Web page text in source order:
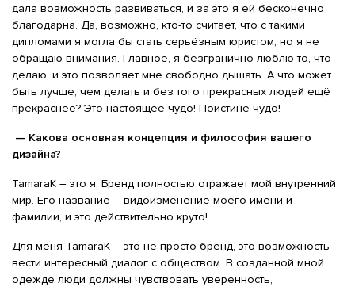
дала возможность развиваться, и за это я ей бесконечно
благодарна. Да, возможно, кто-то считает, что с такими
дипломами я могла бы стать серьёзным юристом, но я не
обращаю внимания. Главное, я безгранично люблю то, что
делаю, и это позволяет мне свободно дышать. А что может
быть лучше, чем делать и без того прекрасных людей ещё
прекраснее? Это настоящее чудо! Поистине чудо!
— Какова основная концепция и философия вашего
дизайна?
TamaraK – это я. Бренд полностью отражает мой внутренний
мир. Его название – видоизменение моего имени и
фамилии, и это действительно круто!
Для меня TamaraK – это не просто бренд, это возможность
вести интересный диалог с обществом. В созданной мной
одежде люди должны чувствовать уверенность,